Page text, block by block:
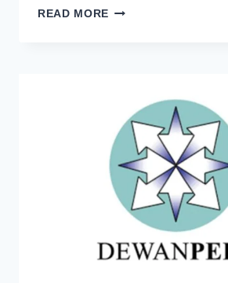
READ MORE DEWAN
DARI
WARTAWAN
DAN
ORGANISASI
PERS